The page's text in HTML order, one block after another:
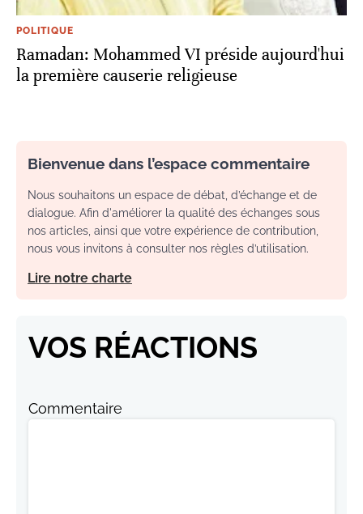
POLITIQUE
Ramadan: Mohammed VI préside aujourd'hui
la première causerie religieuse
Bienvenue dans l’espace commentaire
Nous souhaitons un espace de débat, d’échange et de
dialogue. Afin d'améliorer la qualité des échanges sous
nos articles, ainsi que votre expérience de contribution,
nous vous invitons à consulter nos règles d’utilisation.
Lire notre charte
VOS RÉACTIONS
Commentaire